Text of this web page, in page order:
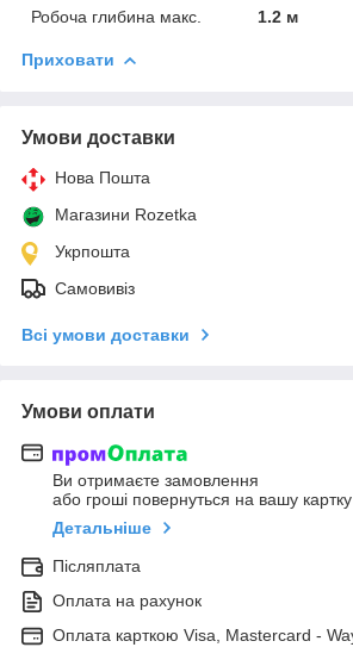
Робоча глибина макс.
1.2 м
Приховати
Умови доставки
Нова Пошта
Магазини Rozetka
Укрпошта
Самовивіз
Всі умови доставки
Умови оплати
Ви отримаєте замовлення
або гроші повернуться на вашу картку
Детальніше
Післяплата
Оплата на рахунок
Оплата карткою Visa, Mastercard -